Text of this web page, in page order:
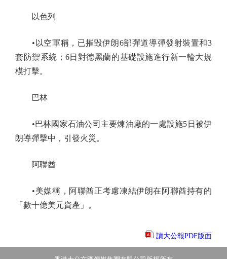
以色列
•以空軍稱，已摧毀伊朗6部彈道導彈發射裝置和3
套防禦系統；6日對德黑蘭的基礎設施進行新一輪大規
模打擊。
巴林
•巴林國家石油公司主要煉油廠的一處設施5日被伊
朗導彈擊中，引發火災。
阿聯酋
•美媒稱，阿聯酋正考慮凍結伊朗在阿聯酋持有的
「數十億美元資產」。
讀大公報PDF版面